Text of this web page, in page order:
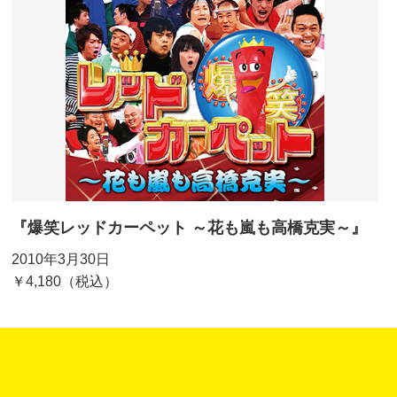
『爆笑レッドカーペット ～花も嵐も高橋克実～』
2010年3月30日
￥4,180（税込）